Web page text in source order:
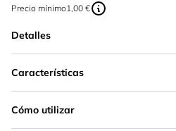
Precio mínimo1,00 €
Detalles
Características
Cómo utilizar